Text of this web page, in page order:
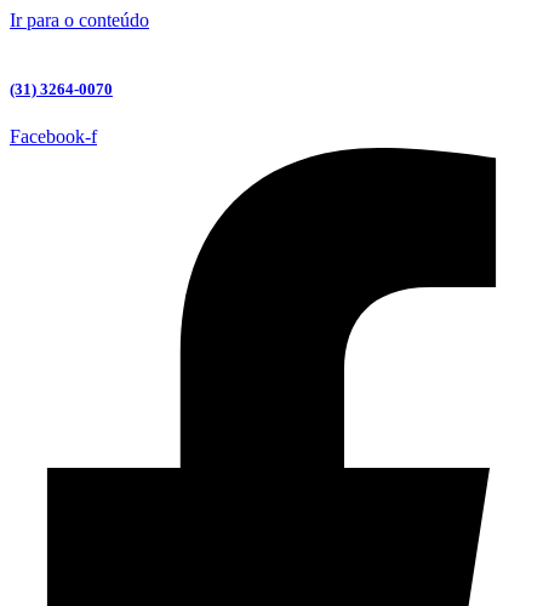
Ir para o conteúdo
(31) 3264-0070
Facebook-f